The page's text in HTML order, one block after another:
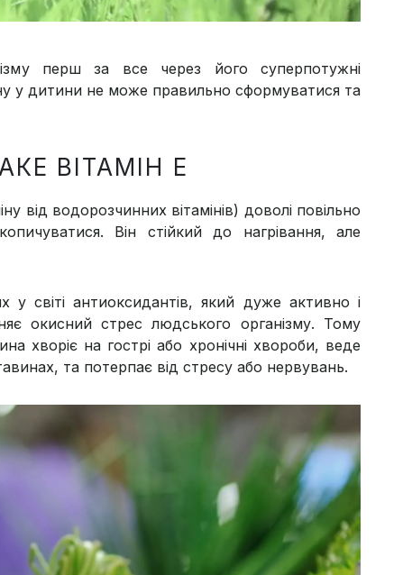
перш за все через його суперпотужні
у дитини не може правильно сформуватися та
ВІТАМІН Е
від водорозчинних вітамінів) доволі повільно
Він стійкий до нагрівання, але
світі антиоксидантів, який дуже активно і
окисний стрес людського організму. Тому
хворіє на гострі або хронічні хвороби, веде
та потерпає від стресу або нервувань.